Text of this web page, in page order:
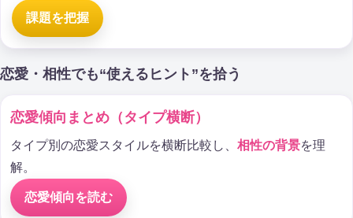
課題を把握
恋愛・相性でも“使えるヒント”を拾う
恋愛傾向まとめ（タイプ横断）
タイプ別の恋愛スタイルを横断比較し、 相性の背景を理
解。
恋愛傾向を読む